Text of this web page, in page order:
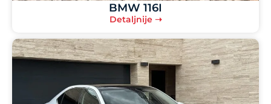
BMW 116I
Detaljnije ➝